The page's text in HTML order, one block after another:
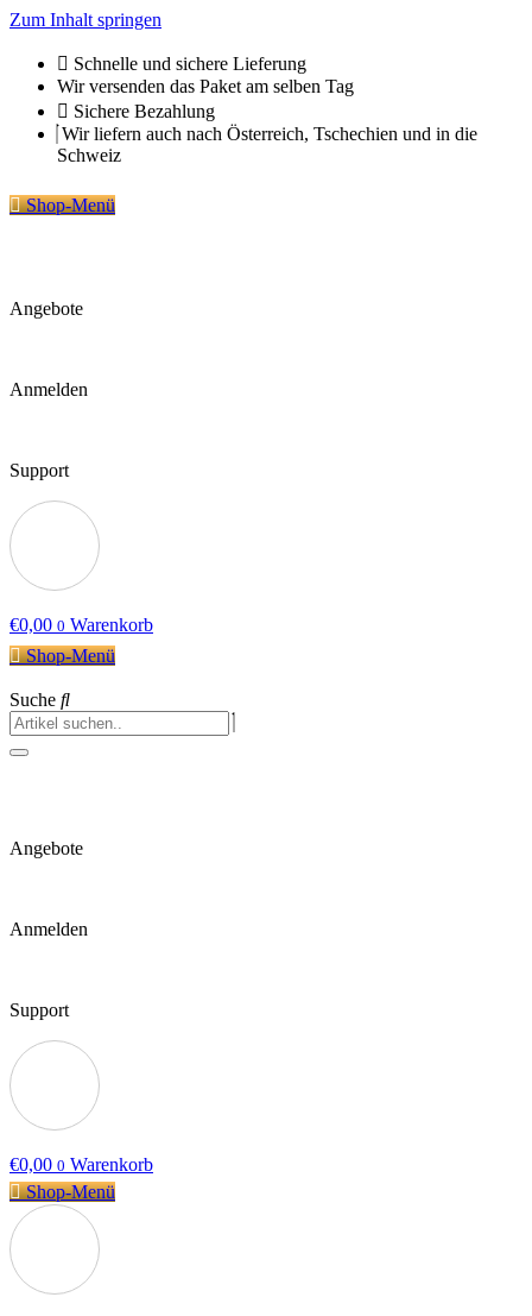
Zum Inhalt springen
Schnelle und sichere Lieferung
Wir versenden das Paket am selben Tag
Sichere Bezahlung
Wir liefern auch nach Österreich, Tschechien und in die
Schweiz
Shop-Menü
Angebote
Anmelden
Support
€0,00 0 Warenkorb
Shop-Menü
Suche
Angebote
Anmelden
Support
€0,00 0 Warenkorb
Shop-Menü